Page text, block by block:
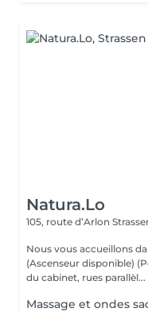
Natura.Lo
105, route d’Arlon
Nous vous accueillons
(Ascenseur disponible) (Possibilité de vous garer aux alentours
du cabinet, rues parallèl...
Massage et ondes